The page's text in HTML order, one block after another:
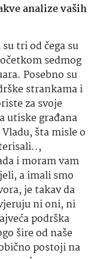
analize vaših
tri od čega su
sedmog
Posebno su
strankama i
za svoje
utiske građana
štamisle o
..,
i moram vam
a imali smo
je takav da
ni oni, ni
podrška
šire od naše
postoji na